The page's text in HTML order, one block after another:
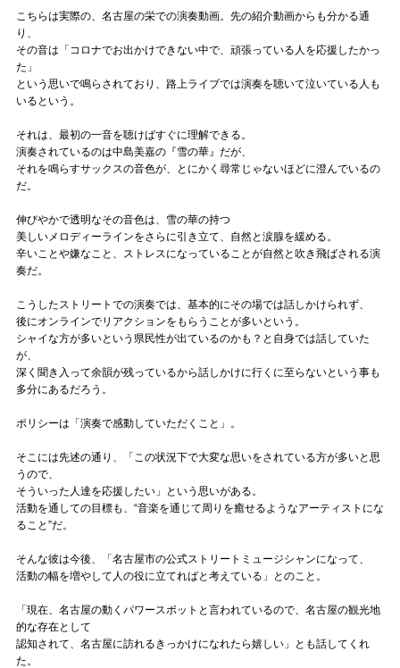
こちらは実際の、名古屋の栄での演奏動画。先の紹介動画からも分かる通
り、
その音は「コロナでお出かけできない中で、頑張っている人を応援したかっ
た」
という思いで鳴らされており、路上ライブでは演奏を聴いて泣いている人も
いるという。
それは、最初の一音を聴けばすぐに理解できる。
演奏されているのは中島美嘉の『雪の華』だが、
それを鳴らすサックスの音色が、とにかく尋常じゃないほどに澄んでいるの
だ。
伸びやかで透明なその音色は、雪の華の持つ
美しいメロディーラインをさらに引き立て、自然と涙腺を緩める。
辛いことや嫌なこと、ストレスになっていることが自然と吹き飛ばされる演
奏だ。
こうしたストリートでの演奏では、基本的にその場では話しかけられず、
後にオンラインでリアクションをもらうことが多いという。
シャイな方が多いという県民性が出ているのかも？と自身では話していた
が、
深く聞き入って余韻が残っているから話しかけに行くに至らないという事も
多分にあるだろう。
ポリシーは「演奏で感動していただくこと」。
そこには先述の通り、「この状況下で大変な思いをされている方が多いと思
うので、
そういった人達を応援したい」という思いがある。
活動を通しての目標も、“音楽を通じて周りを癒せるようなアーティストにな
ること”だ。
そんな彼は今後、「名古屋市の公式ストリートミュージシャンになって、
活動の幅を増やして人の役に立てればと考えている」とのこと。
「現在、名古屋の動くパワースポットと言われているので、名古屋の観光地
的な存在として
認知されて、名古屋に訪れるきっかけになれたら嬉しい」とも話してくれ
た。